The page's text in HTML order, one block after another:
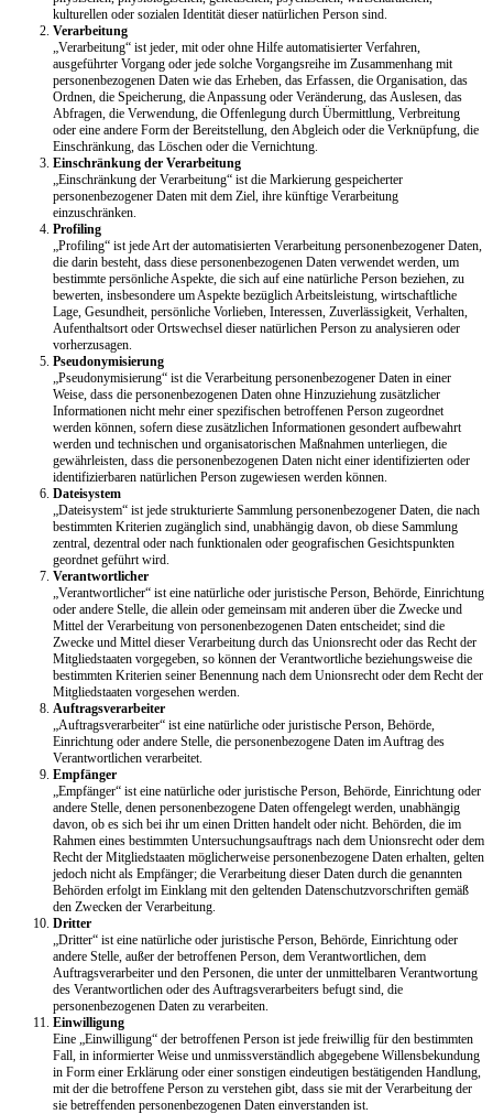
kulturellen oder sozialen Identität dieser natürlichen Person sind.
Verarbeitung
„Verarbeitung“ ist jeder, mit oder ohne Hilfe automatisierter Verfahren,
ausgeführter Vorgang oder jede solche Vorgangsreihe im Zusammenhang mit
personenbezogenen Daten wie das Erheben, das Erfassen, die Organisation, das
Ordnen, die Speicherung, die Anpassung oder Veränderung, das Auslesen, das
Abfragen, die Verwendung, die Offenlegung durch Übermittlung, Verbreitung
oder eine andere Form der Bereitstellung, den Abgleich oder die Verknüpfung, die
Einschränkung, das Löschen oder die Vernichtung.
Einschränkung der Verarbeitung
„Einschränkung der Verarbeitung“ ist die Markierung gespeicherter
personenbezogener Daten mit dem Ziel, ihre künftige Verarbeitung
einzuschränken.
Profiling
„Profiling“ ist jede Art der automatisierten Verarbeitung personenbezogener Daten,
die darin besteht, dass diese personenbezogenen Daten verwendet werden, um
bestimmte persönliche Aspekte, die sich auf eine natürliche Person beziehen, zu
bewerten, insbesondere um Aspekte bezüglich Arbeitsleistung, wirtschaftliche
Lage, Gesundheit, persönliche Vorlieben, Interessen, Zuverlässigkeit, Verhalten,
Aufenthaltsort oder Ortswechsel dieser natürlichen Person zu analysieren oder
vorherzusagen.
Pseudonymisierung
„Pseudonymisierung“ ist die Verarbeitung personenbezogener Daten in einer
Weise, dass die personenbezogenen Daten ohne Hinzuziehung zusätzlicher
Informationen nicht mehr einer spezifischen betroffenen Person zugeordnet
werden können, sofern diese zusätzlichen Informationen gesondert aufbewahrt
werden und technischen und organisatorischen Maßnahmen unterliegen, die
gewährleisten, dass die personenbezogenen Daten nicht einer identifizierten oder
identifizierbaren natürlichen Person zugewiesen werden können.
Dateisystem
„Dateisystem“ ist jede strukturierte Sammlung personenbezogener Daten, die nach
bestimmten Kriterien zugänglich sind, unabhängig davon, ob diese Sammlung
zentral, dezentral oder nach funktionalen oder geografischen Gesichtspunkten
geordnet geführt wird.
Verantwortlicher
„Verantwortlicher“ ist eine natürliche oder juristische Person, Behörde, Einrichtung
oder andere Stelle, die allein oder gemeinsam mit anderen über die Zwecke und
Mittel der Verarbeitung von personenbezogenen Daten entscheidet; sind die
Zwecke und Mittel dieser Verarbeitung durch das Unionsrecht oder das Recht der
Mitgliedstaaten vorgegeben, so können der Verantwortliche beziehungsweise die
bestimmten Kriterien seiner Benennung nach dem Unionsrecht oder dem Recht der
Mitgliedstaaten vorgesehen werden.
Auftragsverarbeiter
„Auftragsverarbeiter“ ist eine natürliche oder juristische Person, Behörde,
Einrichtung oder andere Stelle, die personenbezogene Daten im Auftrag des
Verantwortlichen verarbeitet.
Empfänger
„Empfänger“ ist eine natürliche oder juristische Person, Behörde, Einrichtung oder
andere Stelle, denen personenbezogene Daten offengelegt werden, unabhängig
davon, ob es sich bei ihr um einen Dritten handelt oder nicht. Behörden, die im
Rahmen eines bestimmten Untersuchungsauftrags nach dem Unionsrecht oder dem
Recht der Mitgliedstaaten möglicherweise personenbezogene Daten erhalten, gelten
jedoch nicht als Empfänger; die Verarbeitung dieser Daten durch die genannten
Behörden erfolgt im Einklang mit den geltenden Datenschutzvorschriften gemäß
den Zwecken der Verarbeitung.
Dritter
„Dritter“ ist eine natürliche oder juristische Person, Behörde, Einrichtung oder
andere Stelle, außer der betroffenen Person, dem Verantwortlichen, dem
Auftragsverarbeiter und den Personen, die unter der unmittelbaren Verantwortung
des Verantwortlichen oder des Auftragsverarbeiters befugt sind, die
personenbezogenen Daten zu verarbeiten.
Einwilligung
Eine „Einwilligung“ der betroffenen Person ist jede freiwillig für den bestimmten
Fall, in informierter Weise und unmissverständlich abgegebene Willensbekundung
in Form einer Erklärung oder einer sonstigen eindeutigen bestätigenden Handlung,
mit der die betroffene Person zu verstehen gibt, dass sie mit der Verarbeitung der
sie betreffenden personenbezogenen Daten einverstanden ist.